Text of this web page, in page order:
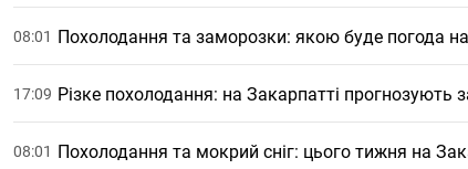
08:01 Похолодання та заморозки: якою буде погода
17:09 Різке похолодання: на Закарпатті прогнозують
08:01 Похолодання та мокрий сніг: цього тижня на